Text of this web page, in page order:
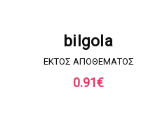
bilgola
EKTOΣ ΑΠΟΘΕΜΑΤΟΣ
0.91€